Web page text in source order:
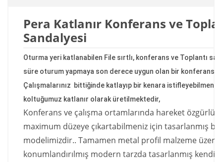
Pera Katlanır Konferans ve
Sandalyesi
Oturma yeri katlanabilen File sırtlı, konferans ve Toplantı
süre oturum yapmaya son derece uygun olan bir konferans
Çalışmalarınız bittiğinde katlayıp bir kenara
koltuğumuz katlanır olarak üretilmektedir,
Konferans ve çalışma ortamlarında hareket
maximum düzeye çıkartabilmeniz için tasarlanmış bir
modelimizdir.. Tamamen metal profil malzeme
konumlandırılmış modern tarzda tasarlanmış